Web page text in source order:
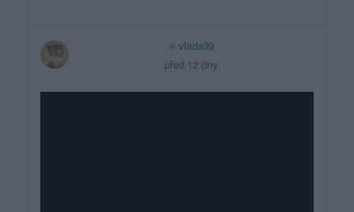
vlada39
před 12 dny